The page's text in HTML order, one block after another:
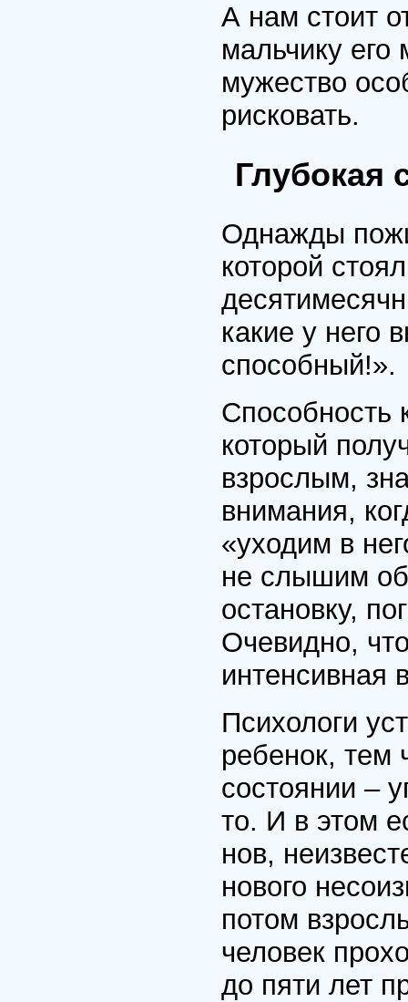
А нам стоит
мальчику его
мужество
рисковать.
Глубокая
Однажды
которой
какие у него
способный!».
Способность
который
взрослым,
внимания,
«уходим в
не слышим
остановку,
Очевидно,
интенсивная
Психологи
ребенок, тем
состоянии –
то. И в этом
нов,
нового
потом
человек
до пяти лет